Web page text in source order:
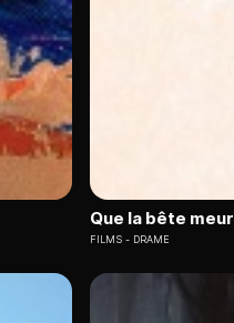
Que la bête
FILMS DRAME